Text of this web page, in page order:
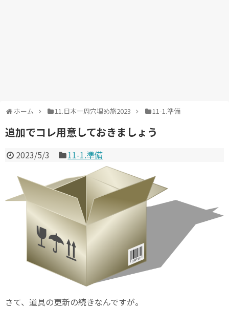
ホーム 11.日本一周穴埋め旅2023 11-1.準備
追加でコレ用意しておきましょう
2023/5/3 11-1.準備
さて、道具の更新の続きなんですが。